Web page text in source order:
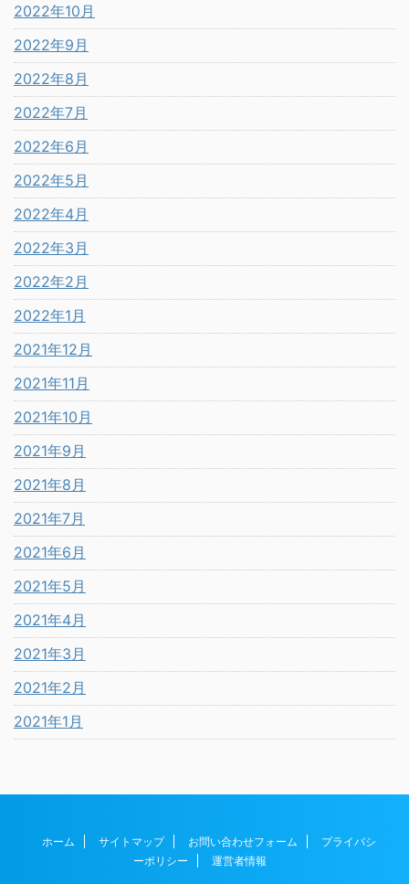
2022年10月
2022年9月
2022年8月
2022年7月
2022年6月
2022年5月
2022年4月
2022年3月
2022年2月
2022年1月
2021年12月
2021年11月
2021年10月
2021年9月
2021年8月
2021年7月
2021年6月
2021年5月
2021年4月
2021年3月
2021年2月
2021年1月
ホーム サイトマップ お問い合わせフォーム
プライバシ
ーポリシー
運営者情報